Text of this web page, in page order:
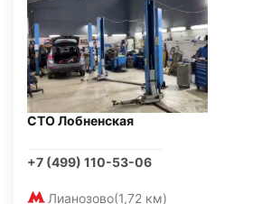
СТО Лобненская
+7 (499) 110-53-06
Лианозово(1,72 км)